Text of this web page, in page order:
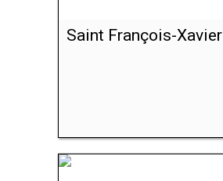
Saint François-Xavier